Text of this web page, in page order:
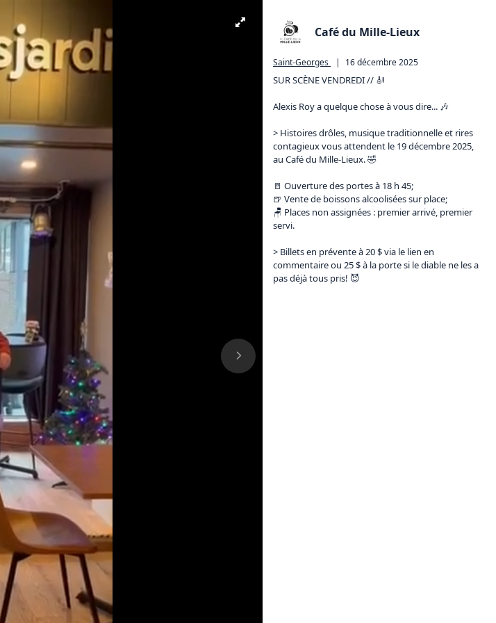
Café du Mille-Lieux
Saint-Georges | 16 décembre 2025
SUR SCÈNE VENDREDI // 🎻
Alexis Roy a quelque chose à vous dire... 🎶
> Histoires drôles, musique traditionnelle et rires
contagieux vous attendent le 19 décembre 2025,
au Café du Mille-Lieux. 🤣
🚪 Ouverture des portes à 18 h 45;
🍺 Vente de boissons alcoolisées sur place;
🪑 Places non assignées : premier arrivé, premier
servi.
> Billets en prévente à 20 $ via le lien en
commentaire ou 25 $ à la porte si le diable ne les a
pas déjà tous pris! 😈